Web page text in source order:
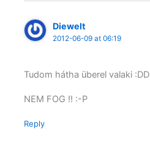
Diewelt
2012-06-09 at 06:19
Tudom hátha überel valaki :DD
NEM FOG !! :-P
Reply